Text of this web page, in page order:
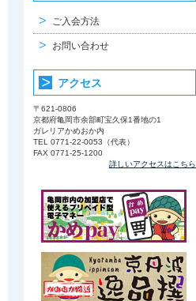
ご入会方法
お問い合わせ
アクセス
〒621-0806
京都府亀岡市余部町宝久保1番地の1
ガレリアかめおか内
TEL 0771-22-0053（代表）
FAX 0771-25-1200
詳しいアクセスはこちら